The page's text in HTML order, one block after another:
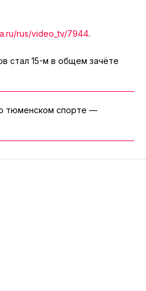
rus/video_tv/7944.
стал 15-м в общем зачёте
тюменском спорте —